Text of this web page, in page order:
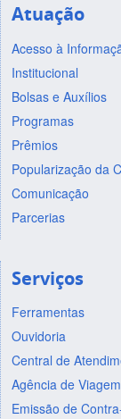
Atuação
Acesso à
Institucional
Bolsas e Auxílios
Programas
Prêmios
Popularização da
Comunicação
Parcerias
Serviços
Ferramentas
Ouvidoria
Central de
Agência de Viagem
Emissão de